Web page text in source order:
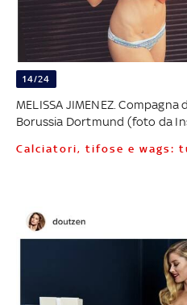
14/24
MELISSA JIMENEZ.
Borussia Dortmund (foto da
Calciatori, tifose e wags: